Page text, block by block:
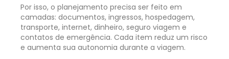
Por isso, o planejamento precisa ser feito em
camadas: documentos, ingressos, hospedagem,
transporte, internet, dinheiro, seguro viagem e
contatos de emergência. Cada item reduz um risco
e aumenta sua autonomia durante a viagem.